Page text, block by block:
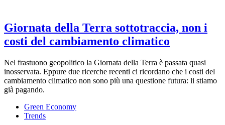
Giornata della Terra sottotraccia, non i
costi del cambiamento climatico
Nel frastuono geopolitico la Giornata della Terra è passata quasi
inosservata. Eppure due ricerche recenti ci ricordano che i costi del
cambiamento climatico non sono più una questione futura: li stiamo
già pagando.
Green Economy
Trends